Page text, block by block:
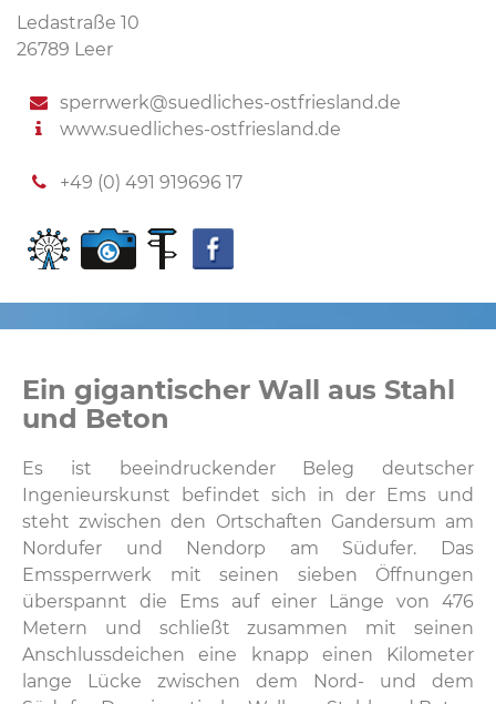
Ledastraße 10
26789 Leer
sperrwerk@suedliches-ostfriesland.de
www.suedliches-ostfriesland.de
+49 (0) 491 919696 17
Ein gigantischer Wall aus Stahl
und Beton
Es ist beeindruckender Beleg deutscher
Ingenieurskunst befindet sich in der Ems und
steht zwischen den Ortschaften Gandersum am
Nordufer und Nendorp am Südufer. Das
Emssperrwerk mit seinen sieben Öffnungen
überspannt die Ems auf einer Länge von 476
Metern und schließt zusammen mit seinen
Anschlussdeichen eine knapp einen Kilometer
lange Lücke zwischen dem Nord- und dem